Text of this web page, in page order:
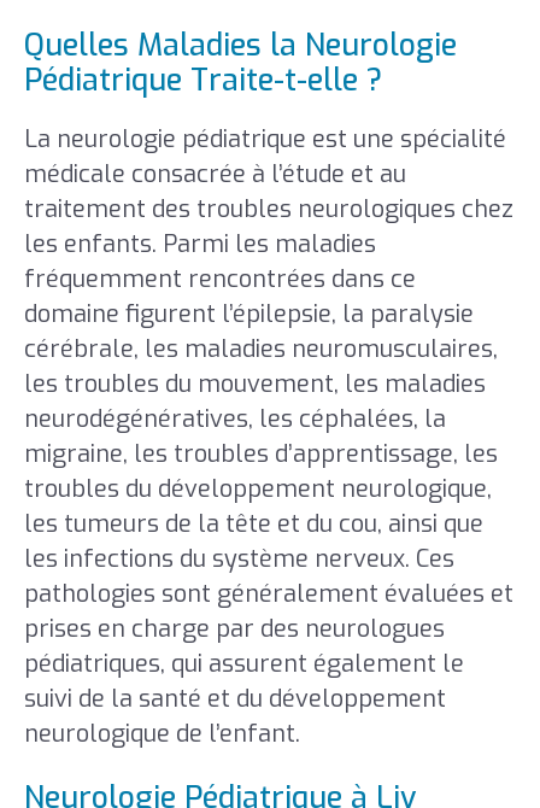
Quelles Maladies la Neurologie
Pédiatrique Traite-t-elle ?
La neurologie pédiatrique est une spécialité
médicale consacrée à l’étude et au
traitement des troubles neurologiques chez
les enfants. Parmi les maladies
fréquemment rencontrées dans ce
domaine figurent l’épilepsie, la paralysie
cérébrale, les maladies neuromusculaires,
les troubles du mouvement, les maladies
neurodégénératives, les céphalées, la
migraine, les troubles d’apprentissage, les
troubles du développement neurologique,
les tumeurs de la tête et du cou, ainsi que
les infections du système nerveux. Ces
pathologies sont généralement évaluées et
prises en charge par des neurologues
pédiatriques, qui assurent également le
suivi de la santé et du développement
neurologique de l’enfant.
Neurologie Pédiatrique à Liv